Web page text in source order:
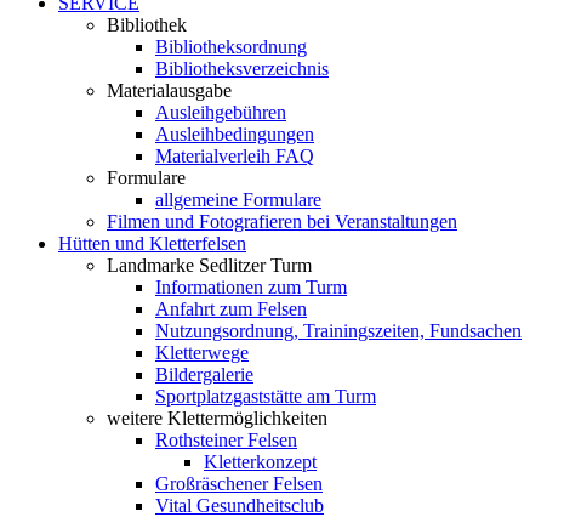
Bibliothek
Bibliotheksordnung
Bibliotheksverzeichnis
Materialausgabe
Ausleihgebühren
Ausleihbedingungen
Materialverleih FAQ
Formulare
allgemeine Formulare
Filmen und Fotografieren bei Veranstaltungen
Hütten und Kletterfelsen
Landmarke Sedlitzer Turm
Informationen zum Turm
Anfahrt zum Felsen
Nutzungsordnung, Trainingszeiten, Fundsachen
Kletterwege
Bildergalerie
Sportplatzgaststätte am Turm
weitere Klettermöglichkeiten
Rothsteiner Felsen
Kletterkonzept
Großräschener Felsen
Vital Gesundheitsclub